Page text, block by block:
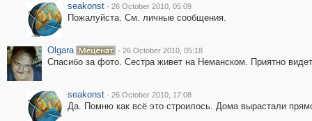
seakonst · 26 October 2010, 05:09
Пожалуйста. См. личные сообщения.
Olgara · 26 October 2010, 05:18
Спасибо за фото. Сестра живет на Неманском. Приятно
seakonst · 26 October 2010, 17:08
Да. Помню как всё это строилось. Дома вырастали